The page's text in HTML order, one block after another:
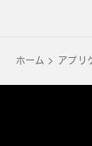
ホーム アプリ